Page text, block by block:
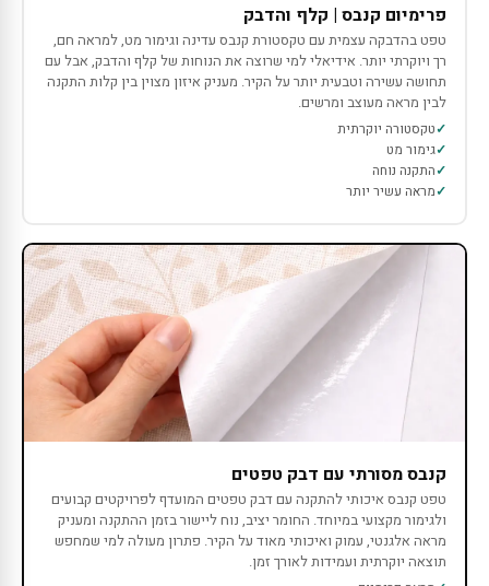
פרימיום קנבס | קלף והדבק
טפט בהדבקה עצמית עם טקסטורת קנבס עדינה וגימור מט, למראה חם,
רך ויוקרתי יותר. אידיאלי למי שרוצה את הנוחות של קלף והדבק, אבל עם
תחושה עשירה וטבעית יותר על הקיר. מעניק איזון מצוין בין קלות התקנה
לבין מראה מעוצב ומרשים.
טקסטורה יוקרתית
גימור מט
התקנה נוחה
מראה עשיר יותר
קנבס מסורתי עם דבק טפטים
טפט קנבס איכותי להתקנה עם דבק טפטים המועדף לפרויקטים קבועים
ולגימור מקצועי במיוחד. החומר יציב, נוח ליישור בזמן ההתקנה ומעניק
מראה אלגנטי, עמוק ואיכותי מאוד על הקיר. פתרון מעולה למי שמחפש
תוצאה יוקרתית ועמידות לאורך זמן.